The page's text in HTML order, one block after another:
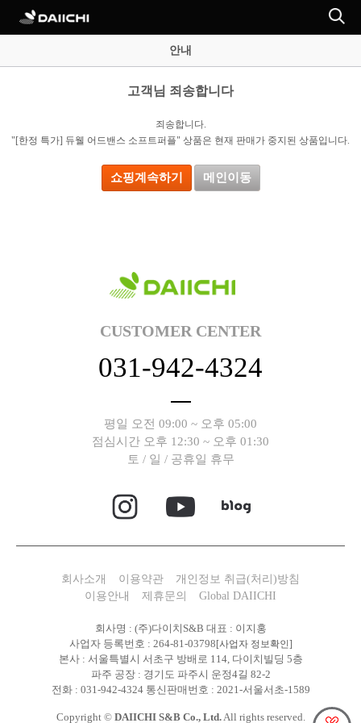
안내
고객님 죄송합니다
죄송합니다.
"[한정 특가] 듀웰 어드밴스 소프트퍼플" 상품은 현재 판매가 중지된 상품입니다.
쇼핑계속하기 메인이동
CUSTOMER CENTER
031-942-4324
평일 오전 09:00 ~ 오후 05:00
점심시간 오후 12:30 ~ 오후 01:30
토 / 일 / 공휴일 휴무
회사소개 이용약관
개인정보 취급(처리)방침
이용안내
제휴문의 Global DAIICHI
회사명 : (주)다이치S&B 대표 : 이지홍
사업자 등록번호 : 264-81-03798[사업자 정보확인]
본사 : 서울특별시 서초구 방배로 114, 다이치빌딩 5층
파주 공장 : 경기도 파주시 운정4길 82-2
전화 : 031-942-4324 통신판매번호 : 2021-서울서초-1589
Copyright © DAIICHI S&B Co., Ltd.All rights reserved.